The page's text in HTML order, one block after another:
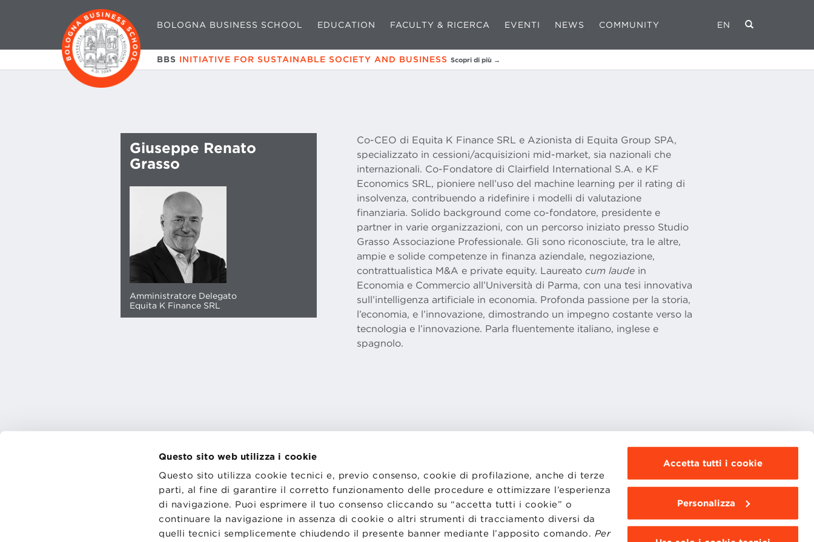
Questo sito web utilizza i cookie
Questo sito utilizza cookie tecnici e, previo consenso, cookie di profilazione, anche di terze
parti, al fine di garantire il corretto funzionamento delle procedure e ottimizzare l’esperienza
di navigazione. Puoi esprimere il tuo consenso cliccando su “accetta tutti i cookie” o
continuare la navigazione in assenza di cookie o altri strumenti di tracciamento diversi da
quelli tecnici semplicemente chiudendo il presente banner mediante l’apposito comando. Per
Accetta tutti i cookie
Personalizza
BOLOGNA BUSINESS SCHOOL EDUCATION FACULTY & RICERCA EVENTI NEWS COMMUNITY EN
BBS INITIATIVE FOR SUSTAINABLE SOCIETY AND BUSINESS Scopri di più →
Giuseppe Renato
Grasso
Amministratore Delegato
Equita K Finance SRL
Co-CEO di Equita K Finance SRL e Azionista di Equita Group SPA,
specializzato in cessioni/acquisizioni mid-market, sia nazionali che
internazionali. Co-Fondatore di Clairfield International S.A. e KF
Economics SRL, pioniere nell’uso del machine learning per il rating di
insolvenza, contribuendo a ridefinire i modelli di valutazione
finanziaria. Solido background come co-fondatore, presidente e
partner in varie organizzazioni, con un percorso iniziato presso Studio
Grasso Associazione Professionale. Gli sono riconosciute, tra le altre,
ampie e solide competenze in finanza aziendale, negoziazione,
contrattualistica M&A e private equity. Laureatocum laude in
Economia e Commercio all’Università di Parma, con una tesi innovativa
sull’intelligenza artificiale in economia. Profonda passione per la storia,
l’economia, e l’innovazione, dimostrando un impegno costante verso la
tecnologia e l’innovazione. Parla fluentemente italiano, inglese e
spagnolo.
TRASPARENZA
PRIVACY
PREFERENZE COOKIE
LAVORA CON NOI
STATUTO
CODICE ETICO
WHISTLEBLOWING
WEBMAIL
BBS COMMUNITY PORTAL